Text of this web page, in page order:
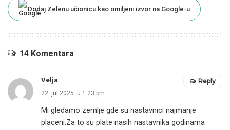
Dodaj Zelenu učionicu kao omiljeni izvor na Google-u
14 Komentara
Velja
22. jul 2025. u 1:23 pm
Mi gledamo zemlje gde su nastavnici najmanje
placeni.Za to su plate nasih nastavnika godinama
Reply